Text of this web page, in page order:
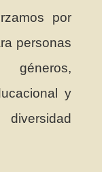
por
personas
y